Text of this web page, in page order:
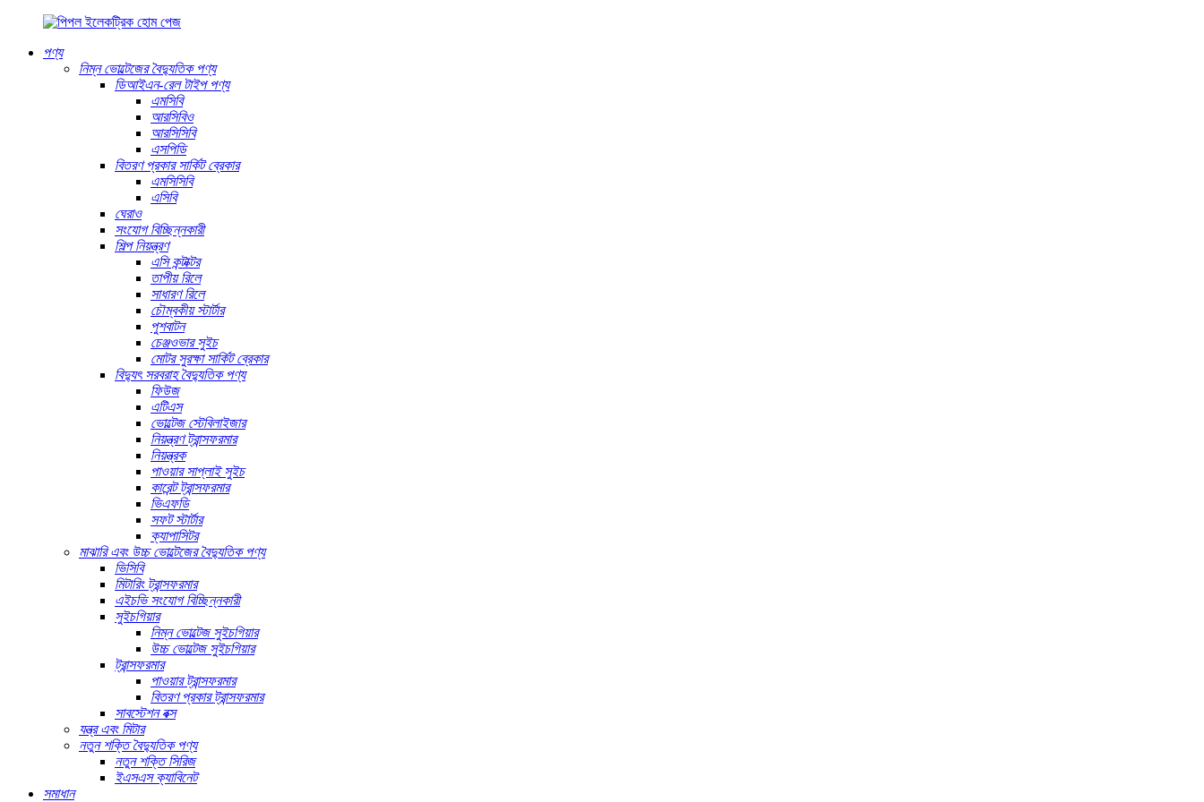
পণ্য
নিম্ন ভোল্টেজের বৈদ্যুতিক পণ্য
ডিআইএন-রেল টাইপ পণ্য
এমসিবি
আরসিবিও
আরসিসিবি
এসপিডি
বিতরণ প্রকার সার্কিট ব্রেকার
এমসিসিবি
এসিবি
ঘেরাও
সংযোগ বিচ্ছিন্নকারী
শিল্প নিয়ন্ত্রণ
এসি কন্টাক্টর
তাপীয় রিলে
সাধারণ রিলে
চৌম্বকীয় স্টার্টার
পুশবাটন
চেঞ্জওভার সুইচ
মোটর সুরক্ষা সার্কিট ব্রেকার
বিদ্যুৎ সরবরাহ বৈদ্যুতিক পণ্য
ফিউজ
এটিএস
ভোল্টেজ স্টেবিলাইজার
নিয়ন্ত্রণ ট্রান্সফরমার
নিয়ন্ত্রক
পাওয়ার সাপ্লাই সুইচ
কারেন্ট ট্রান্সফরমার
ভিএফডি
সফট স্টার্টার
ক্যাপাসিটর
মাঝারি এবং উচ্চ ভোল্টেজের বৈদ্যুতিক পণ্য
ভিসিবি
মিটারিং ট্রান্সফরমার
এইচভি সংযোগ বিচ্ছিন্নকারী
সুইচগিয়ার
নিম্ন ভোল্টেজ সুইচগিয়ার
উচ্চ ভোল্টেজ সুইচগিয়ার
ট্রান্সফরমার
পাওয়ার ট্রান্সফরমার
বিতরণ প্রকার ট্রান্সফরমার
সাবস্টেশন বক্স
যন্ত্র এবং মিটার
নতুন শক্তি বৈদ্যুতিক পণ্য
নতুন শক্তি সিরিজ
ইএসএস ক্যাবিনেট
সমাধান